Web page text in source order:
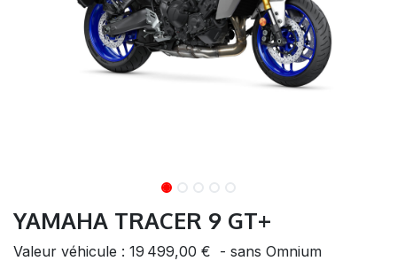
YAMAHA TRACER 9 GT+
Valeur véhicule : 19 499,00 € - sans Omnium